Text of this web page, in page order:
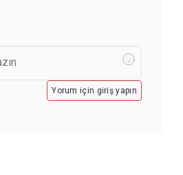
Yorum için giriş yapın